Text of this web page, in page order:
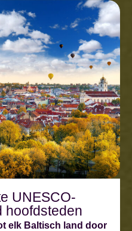
UNESCO-
hoofdsteden
elk Baltisch land door